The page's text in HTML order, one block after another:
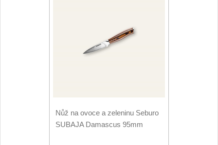
Kuchyňské příslušenství
Nůž na ovoce a zeleninu Seburo
SUBAJA Damascus 95mm